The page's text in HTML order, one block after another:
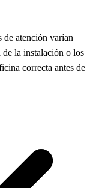
de atención varían
la instalación o los
correcta antes de